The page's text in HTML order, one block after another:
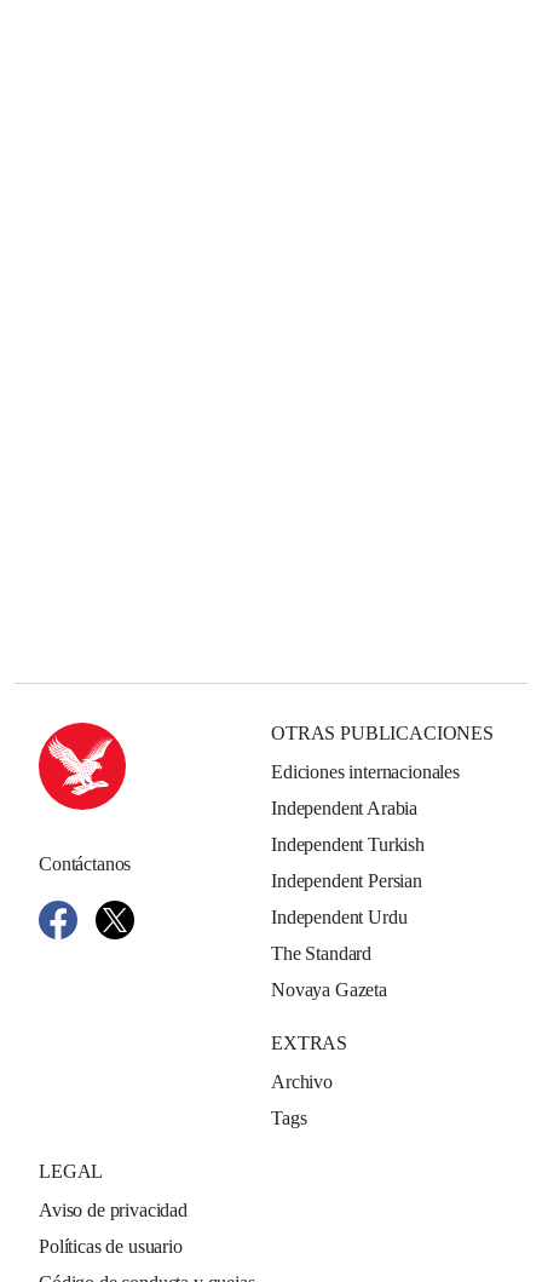
Contáctanos
OTRAS PUBLICACIONES
Ediciones internacionales
Independent Arabia
Independent Turkish
Independent Persian
Independent Urdu
The Standard
Novaya Gazeta
EXTRAS
Archivo
Tags
LEGAL
Aviso de privacidad
Políticas de usuario